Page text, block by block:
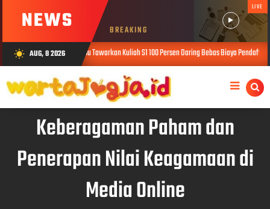
NEWS BREAKING
LIVE
wb_sunny AUG, 8 2026
SiberMu Tawarkan Kuliah S1 100 Persen Daring Bebas Biaya Pendaftaran
Keberagaman Paham dan
Penerapan Nilai Keagamaan di
Media Online